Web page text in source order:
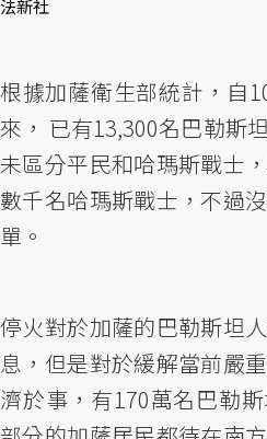
法新社
根據加薩衛生部統計，自
來， 已有13,300名巴勒斯
未區分平民和哈瑪斯戰士
數千名哈瑪斯戰士，不過
單。
停火對於加薩的巴勒斯坦
息，但是對於緩解當前嚴
濟於事，有170萬名巴勒